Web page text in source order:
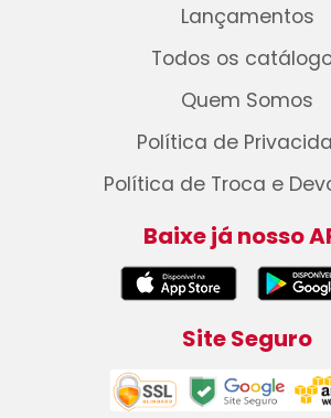
Lançamentos
Todos os
Quem Somos
Política de
Política de Troca e
Baixe já nosso
Site Seguro